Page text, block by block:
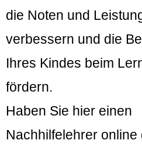
die Noten und
verbessern und die
Ihres Kindes beim
fördern.
Haben Sie hier einen
Nachhilfelehrer online